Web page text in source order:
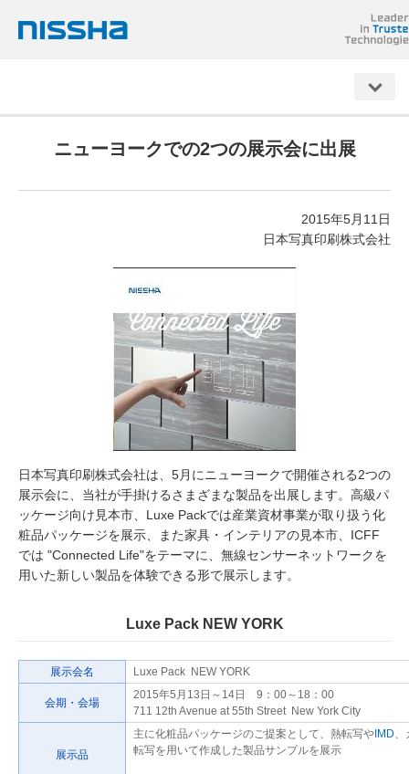
ニューヨークでの2つの展示会に出展
2015年5月11日
日本写真印刷株式会社
日本写真印刷株式会社は、5月にニューヨークで開催される2つの
展示会に、当社が手掛けるさまざまな製品を出展します。高級パ
ッケージ向け見本市、Luxe Packでは産業資材事業が取り扱う化
粧品パッケージを展示、また家具・インテリアの見本市、ICFF
では "Connected Life"をテーマに、無線センサーネットワークを
用いた新しい製品を体験できる形で展示します。
Luxe Pack NEW YORK
展示会名 Luxe Pack NEW YORK
会期・会場
2015年5月13日～14日 9：00～18：00
711 12th Avenue at 55th Street New York City
展示品
主に化粧品パッケージのご提案として、熱転写や IMD、
転写を用いて作成した製品サンプルを展示